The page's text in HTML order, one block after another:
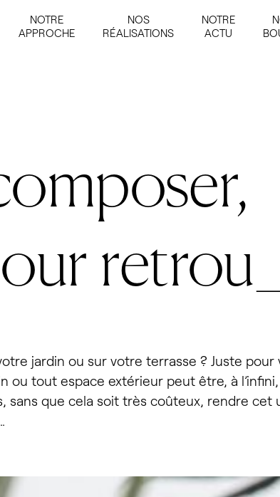
NOTRE
APPROCHE
NOS
RÉALISATIONS
NOTRE
ACTU
du